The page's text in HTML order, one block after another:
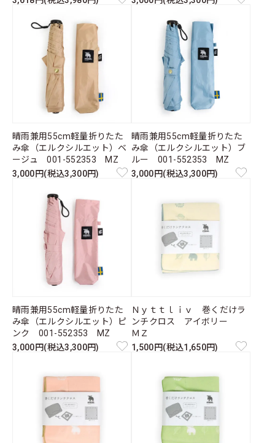
晴雨兼用55cm軽量折りたた
み傘（エルクシルエット）ベ
ージュ 001-552353 MZ
3,000円(税込3,300円)
晴雨兼用55cm軽量折りたた
み傘（エルクシルエット）ブ
ルー 001-552353 MZ
3,000円(税込3,300円)
晴雨兼用55cm軽量折りたた
み傘（エルクシルエット）ピ
ンク 001-552353 MZ
3,000円(税込3,300円)
Ｎｙｔｔｌｉｖ 巻くだけラ
ンチクロス アイボリー
ＭＺ
1,500円(税込1,650円)